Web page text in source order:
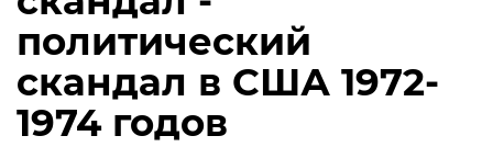
политический
скандал в США 1972-
1974 годов